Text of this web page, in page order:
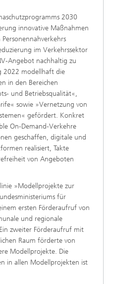
2030
innovative Maßnahmen
im Verkehrssektor
Angebot nachhaltig zu
2022 modellhaft die
in den Bereichen
und Betriebsqualität«,
sowie »Vernetzung von
gefördert. Konkret
On-Demand-Verkehre
geschaffen, digitale und
realisiert, Takte
von Angeboten
»Modellprojekte zur
für
ersten Förderaufruf von
und regionale
zweiter Förderaufruf mit
Raum förderte von
Modellprojekte. Die
in allen Modellprojekten ist